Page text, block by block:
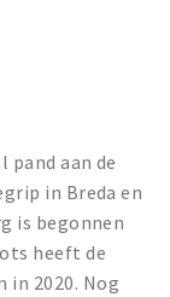
aan de
in Breda en
is begonnen
heeft de
2020. Nog